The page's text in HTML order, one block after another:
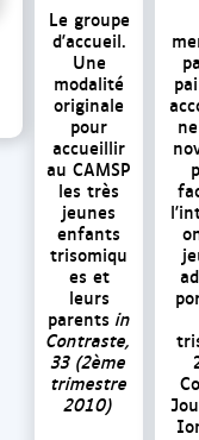
Le groupe
d'accueil.
Une
modalité
originale
pour
accueillir
au CAMSP
les très
jeunes
enfants
trisomiqu
es et
leurs
parents in
Contraste,
33 (2ème
trimestre
2010)